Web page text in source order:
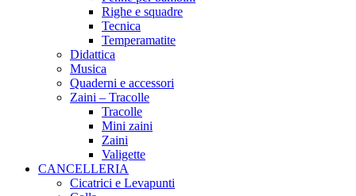
Righe e squadre
Tecnica
Temperamatite
Didattica
Musica
Quaderni e accessori
Zaini – Tracolle
Tracolle
Mini zaini
Zaini
Valigette
CANCELLERIA
Cicatrici e Levapunti